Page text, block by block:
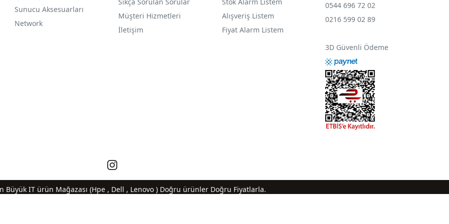
Sunucu Aksesuarları
Network
Müşteri Hizmetleri
İletişim
Alışveriş Listem
Fiyat Alarm Listem
0544 696 72 02
0216 599 02 89
3D Güvenli Ödeme
Büyük IT ürün Mağazası (Hpe , Dell , Lenovo ) Doğru ürünler Doğru Fiyatlarla.